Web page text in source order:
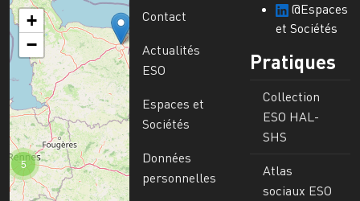
5
+
−
Contact
Actualités
ESO
Espaces et
Sociétés
Données
personnelles
@Espaces
et Sociétés
Pratiques
Collection
ESO HAL-
SHS
Atlas
sociaux ESO